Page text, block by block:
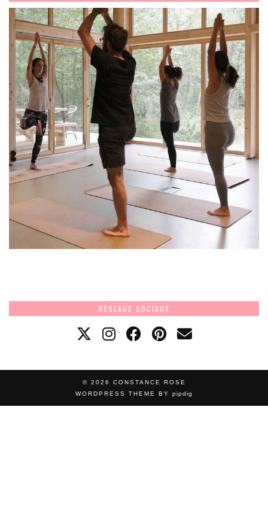
RÉSEAUX SOCIAUX
© 2026 CONSTANCE ROSE
WORDPRESS THEME BY pipdig